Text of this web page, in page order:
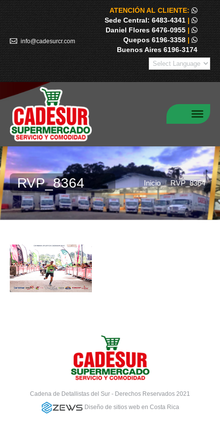
info@cadesurcr.com
ATENCIÓN AL CLIENTE:
Sede Central: 6483-4341 |
Daniel Flores 6476-0955 |
Quepos 6196-3358 |
Buenos Aires 6196-3174
RVP_8364 Estás aquí:Inicio RVP_8364
Cadena de Detallistas del Sur - Derechos Reservados 2021
Diseño de sitios web en Costa Rica